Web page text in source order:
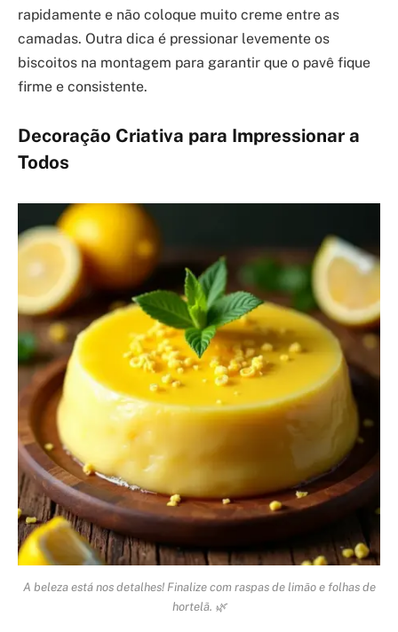
rapidamente e não coloque muito creme entre as
camadas. Outra dica é pressionar levemente os
biscoitos na montagem para garantir que o pavê fique
firme e consistente.
Decoração Criativa para Impressionar a
Todos
A beleza está nos detalhes! Finalize com raspas de limão e folhas de
hortelã. 🌿